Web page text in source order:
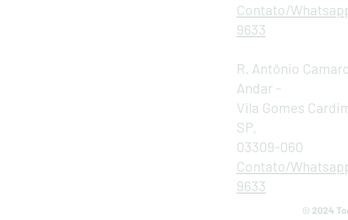
Contato/
9633
R. Antônio
Andar -
Vila Gomes
SP,
03309-060
Contato/
9633
© 2024